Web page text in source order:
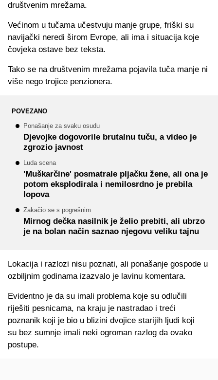
društvenim mrežama.
Većinom u tučama učestvuju manje grupe, friški su
navijački neredi širom Evrope, ali ima i situacija koje
čovjeka ostave bez teksta.
Tako se na društvenim mrežama pojavila tuča manje ni
više nego trojice penzionera.
POVEZANO
Ponašanje za svaku osudu
Djevojke dogovorile brutalnu tuču, a video je
zgrozio javnost
Luda scena
'Muškarčine' posmatrale pljačku žene, ali ona je
potom eksplodirala i nemilosrdno je prebila
lopova
Zakačio se s pogrešnim
Mirnog dečka nasilnik je želio prebiti, ali ubrzo
je na bolan način saznao njegovu veliku tajnu
Lokacija i razlozi nisu poznati, ali ponašanje gospode u
ozbiljnim godinama izazvalo je lavinu komentara.
Evidentno je da su imali problema koje su odlučili
riješiti pesnicama, na kraju je nastradao i treći
poznanik koji je bio u blizini dvojice starijih ljudi koji
su bez sumnje imali neki ogroman razlog da ovako
postupe.